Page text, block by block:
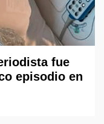
fue
episodio en